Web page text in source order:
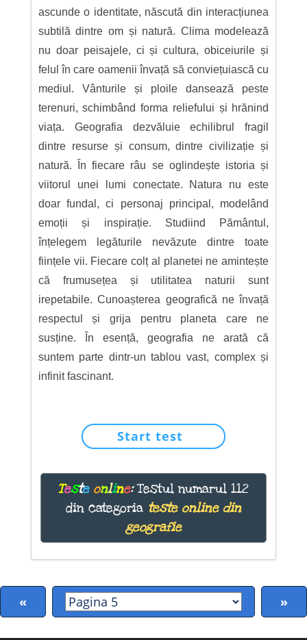
ascunde o identitate, născută din interacțiunea
subtilă dintre om și natură. Clima modelează
nu doar peisajele, ci și cultura, obiceiurile și
felul în care oamenii învață să conviețuiască cu
mediul. Vânturile și ploile dansează peste
terenuri, schimbând forma reliefului și hrănind
viața. Geografia dezvăluie echilibrul fragil
dintre resurse și consum, dintre civilizație și
natură. În fiecare râu se oglindește istoria și
viitorul unei lumi conectate. Natura nu este
doar fundal, ci personaj principal, modelând
emoții și inspirație. Studiind Pământul,
înțelegem legăturile nevăzute dintre toate
ființele vii. Fiecare colț al planetei ne amintește
că frumusețea și utilitatea naturii sunt
irepetabile. Cunoașterea geografică ne învață
respectul și grija pentru planeta care ne
susține. În esență, geografia ne arată că
suntem parte dintr-un tablou vast, complex și
infinit fascinant.
Start test
Teste online:Testul numarul 112
din categoria teste online din
geografie
« »